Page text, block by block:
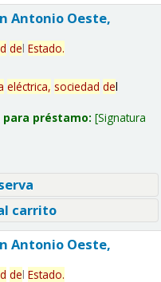
Antonio Oeste,
del Estado.
eléctrica, sociedad del
préstamo: Signatura
carrito
Antonio Oeste,
del Estado.